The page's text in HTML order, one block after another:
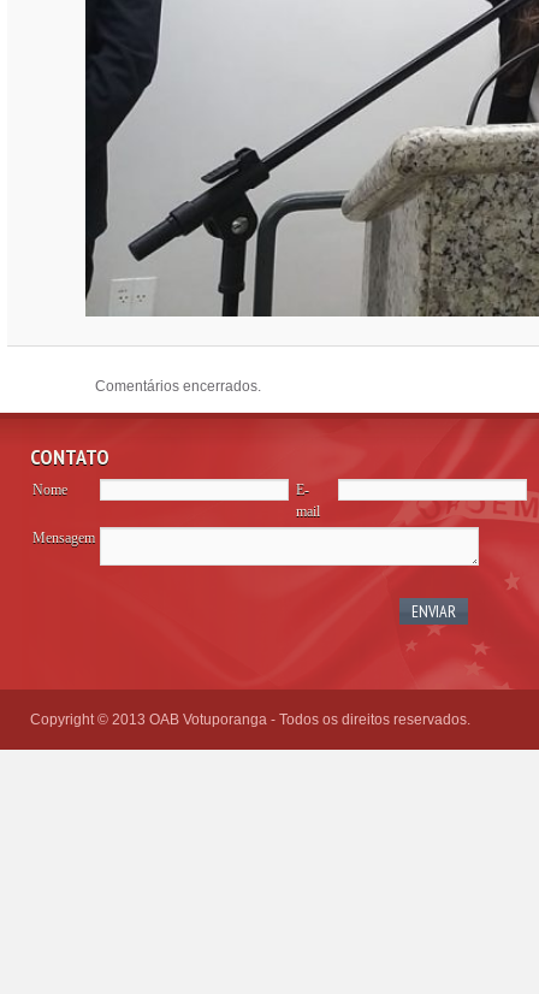
Comentários encerrados.
CONTATO
Nome
E-
mail
Mensagem
Copyright © 2013 OAB Votuporanga - Todos os direitos reservados.